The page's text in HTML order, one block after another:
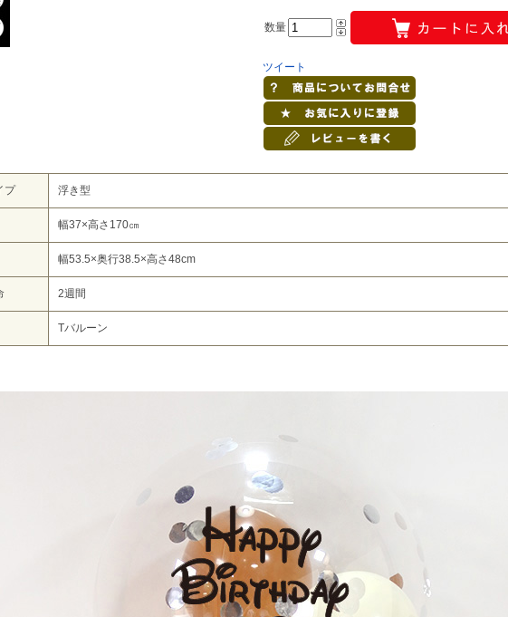
数量
ツイート
プ 浮き型
幅37×高さ170㎝
幅53.5×奥行38.5×高さ48cm
2週間
Tバルーン